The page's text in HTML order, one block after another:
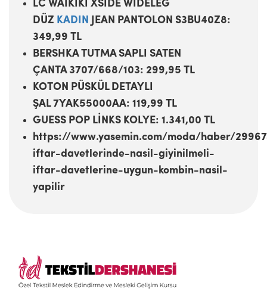
LC WAIKIKI XSİDE WİDELEG
DÜZ KADIN JEAN PANTOLON S3BU40Z8:
349,99 TL
BERSHKA TUTMA SAPLI SATEN
ÇANTA 3707/668/103: 299,95 TL
KOTON PÜSKÜL DETAYLI
ŞAL 7YAK55000AA: 119,99 TL
GUESS POP LİNKS KOLYE: 1.341,00 TL
https://www.yasemin.com/moda/haber/
iftar-davetlerinde-nasil-giyinilmeli-
iftar-davetlerine-uygun-kombin-nasil-
yapilir